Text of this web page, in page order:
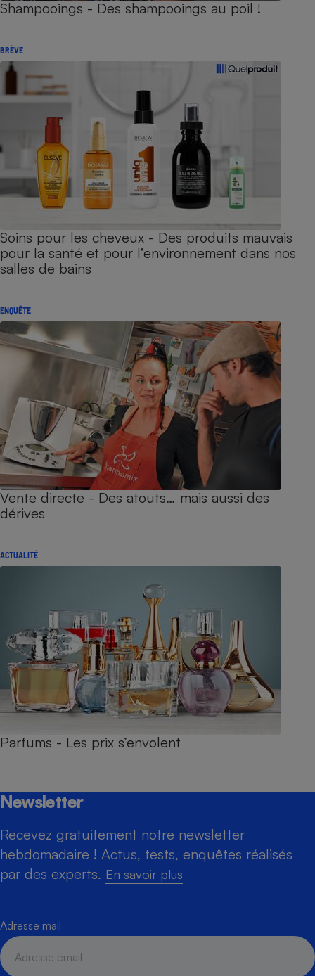
Shampooings - Des shampooings au poil !
BRÈVE
Soins pour les cheveux - Des produits mauvais
pour la santé et pour l’environnement dans nos
salles de bains
ENQUÊTE
Vente directe - Des atouts… mais aussi des
dérives
ACTUALITÉ
Parfums - Les prix s’envolent
Newsletter
Recevez gratuitement notre newsletter
hebdomadaire ! Actus, tests, enquêtes réalisés
par des experts. En savoir plus
Adresse mail